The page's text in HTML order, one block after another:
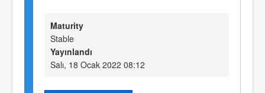
Maturity
Stable
Yayınlandı
Salı, 18 Ocak 2022 08:12